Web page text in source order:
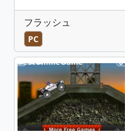
フラッシュ
PC